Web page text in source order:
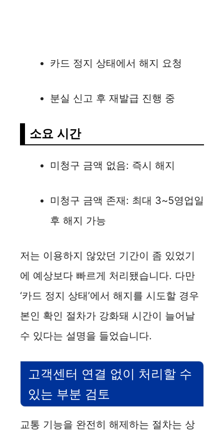
카드 정지 상태에서 해지 요청
분실 신고 후 재발급 진행 중
소요 시간
미청구 금액 없음: 즉시 해지
미청구 금액 존재: 최대 3~5영업일
후 해지 가능
저는 이용하지 않았던 기간이 좀 있었기
에 예상보다 빠르게 처리됐습니다. 다만
‘카드 정지 상태’에서 해지를 시도할 경우
본인 확인 절차가 강화돼 시간이 늘어날
수 있다는 설명을 들었습니다.
고객센터 연결 없이 처리할 수
있는 부분 검토
교통 기능을 완전히 해제하는 절차는 상